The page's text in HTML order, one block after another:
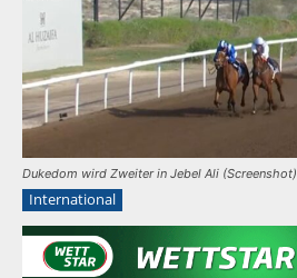
Dukedom wird Zweiter in Jebel Ali (Screenshot)
International